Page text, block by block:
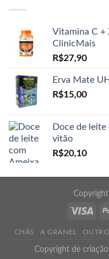
Vitamina C +
ClinicMais
R$27,90
Erva Mate
R$15,00
Doce de leite
vitão
R$20,10
CHÁS A GRANEL
Copyright de